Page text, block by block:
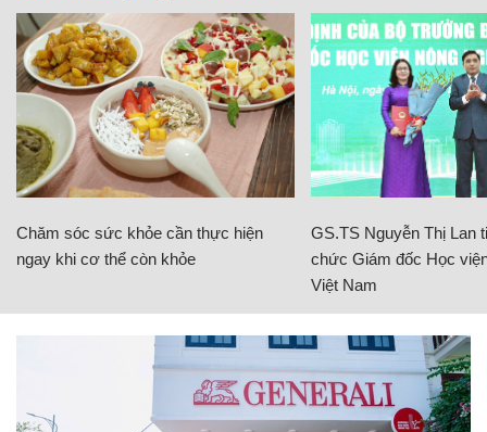
Chăm sóc sức khỏe cần thực hiện
ngay khi cơ thể còn khỏe
GS.TS Nguyễn Thị Lan
chức Giám đốc Học
Việt Nam